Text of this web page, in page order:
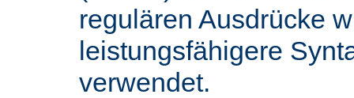
regulären Ausdrücke
leistungsfähigere
verwendet.